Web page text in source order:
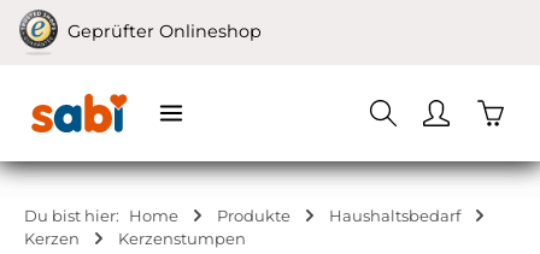
Zum Hauptinhalt springen
Geprüfter Onlineshop
Du bist hier: Home Produkte
Haushaltsbedarf
Kerzen
Kerzenstumpen